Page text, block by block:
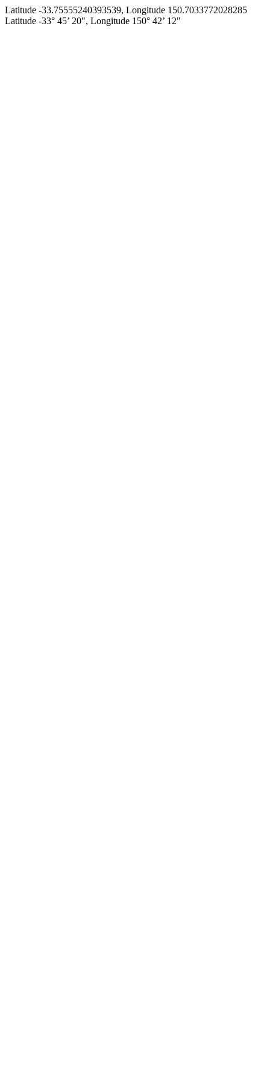
Latitude -33.75555240393539, Longitude 150.7033772028285
Latitude -33° 45’ 20", Longitude 150° 42’ 12"